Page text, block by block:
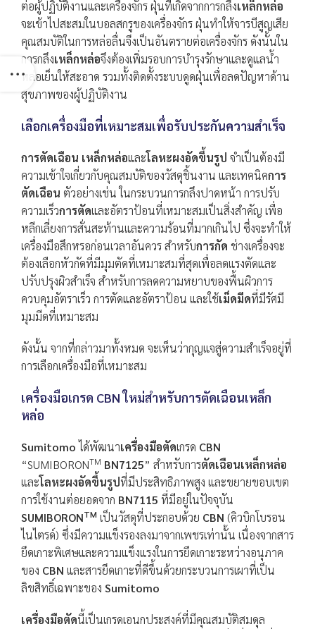
ต่อผู้ปฏิบัติงานและเครื่องจักร ฝุ่นที่เกิดจากการกลึงเหล็กหล่อ
จะเข้าไปสะสมในบอลสกรูของเครื่องจักร ฝุ่นทำให้จารบีสูญเสีย
คุณสมบัติในการหล่อลื่นจึงเป็นอันตรายต่อเครื่องจักร ดังนั้นใน
การกลึงเหล็กหล่อจึงต้องเพิ่มรอบการบำรุงรักษาและดูแลน้ำ
หล่อเย็นให้สะอาด รวมทั้งติดตั้งระบบดูดฝุ่นเพื่อลดปัญหาด้าน
สุขภาพของผู้ปฏิบัติงาน
เลือกเครื่องมือที่เหมาะสมเพื่อรับประกันความสำเร็จ
การตัดเฉือน เหล็กหล่อและโลหะผงอัดขึ้นรูป จำเป็นต้องมี
ความเข้าใจเกี่ยวกับคุณสมบัติของวัสดุชิ้นงาน และเทคนิคการ
ตัดเฉือน ตัวอย่างเช่น ในกระบวนการกลึงปาดหน้า การปรับ
ความเร็วการตัดและอัตราป้อนที่เหมาะสมเป็นสิ่งสำคัญ เพื่อ
หลีกเลี่ยงการสั่นสะท้านและความร้อนที่มากเกินไป ซึ่งจะทำให้
เครื่องมือสึกหรอก่อนเวลาอันควร สำหรับการกัด ช่างเครื่องจะ
ต้องเลือกหัวกัดที่มีมุมตัดที่เหมาะสมที่สุดเพื่อลดแรงตัดและ
ปรับปรุงผิวสำเร็จ สำหรับการลดความหยาบของพื้นผิวการ
ควบคุมอัตราเร็ว การตัดและอัตราป้อน และใช้เม็ดมีดที่มีรัศมี
มุมมีดที่เหมาะสม
ดังนั้น จากที่กล่าวมาทั้งหมด จะเห็นว่ากุญแจสู่ความสำเร็จอยู่ที่
การเลือกเครื่องมือที่เหมาะสม
เครื่องมือเกรด CBN ใหม่สำหรับการตัดเฉือนเหล็ก
หล่อ
Sumitomoได้พัฒนาเครื่องมือตัดเกรด CBN
“SUMIBORONTM BN7125” สำหรับการตัดเฉือนเหล็กหล่อ
และโลหะผงอัดขึ้นรูปที่มีประสิทธิภาพสูง และขยายขอบเขต
การใช้งานต่อยอดจาก BN7115 ที่มีอยู่ในปัจจุบัน
SUMIBORONTM เป็นวัสดุที่ประกอบด้วย CBN (คิวบิกโบรอน
ไนไตรด์) ซึ่งมีความแข็งรองลงมาจากเพชรเท่านั้น เนื่องจากสาร
ยึดเกาะพิเศษและความแข็งแรงในการยึดเกาะระหว่างอนุภาค
ของ CBN และสารยึดเกาะที่ดีขึ้นด้วยกระบวนการเผาที่เป็น
ลิขสิทธิ์เฉพาะของ Sumitomo
เครื่องมือตัดนี้เป็นเกรดเอนกประสงค์ที่มีคุณสมบัติสมดุล